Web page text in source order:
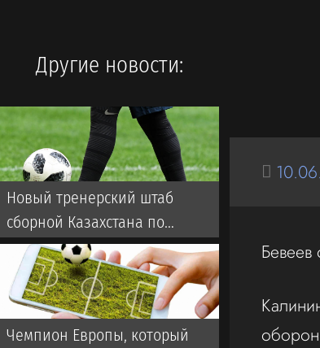
Бевеев
Другие новости:
Новый тренерский штаб
сборной Казахстана по
футболу: кто будет помогать
ван’т Схипу
Чемпион Европы, который